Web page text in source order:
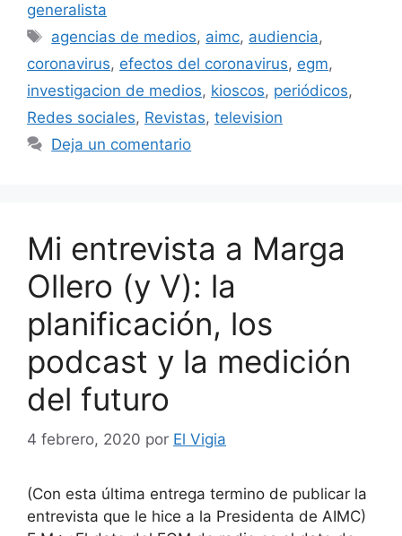
generalista
Etiquetas
agencias de medios, aimc, audiencia,
coronavirus, efectos del coronavirus, egm,
investigacion de medios, kioscos, periódicos,
Redes sociales, Revistas, television
Deja un comentario
Mi entrevista a Marga
Ollero (y V): la
planificación, los
podcast y la medición
del futuro
4 febrero, 2020 por El Vigia
(Con esta última entrega termino de publicar la
entrevista que le hice a la Presidenta de AIMC)